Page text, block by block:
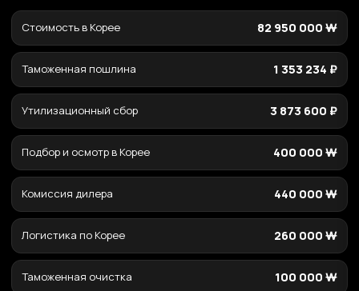
Стоимость в Корее 82 950 000 ₩
Таможенная пошлина 1 353 234 ₽
Утилизационный сбор 3 873 600 ₽
Подбор и осмотр в Корее 400 000 ₩
Комиссия дилера 440 000 ₩
Логистика по Корее 260 000 ₩
Таможенная очистка 100 000 ₩